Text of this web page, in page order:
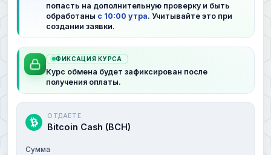
попасть на дополнительную проверку и быть
обработаны с 10:00 утра. Учитывайте это при
создании заявки.
ФИКСАЦИЯ КУРСА
Курс обмена будет зафиксирован после
получения оплаты.
ОТДАЕТЕ
Bitcoin Cash (BCH)
Сумма